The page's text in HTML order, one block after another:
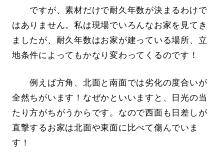
ですが、素材だけで耐久年数が決まるわけで
はありません。私は現場でいろんなお家を見てき
ましたが、耐久年数はお家が建っている場所、立
地条件によってもかなり変わってくるのです！
例えば方角、北面と南面では劣化の度合いが
全然ちがいます！なぜかといいますと、日光の当
たり方がちがうからです。なので西面も日差しが
直撃するお家は北面や東面に比べて傷んでいま
す！